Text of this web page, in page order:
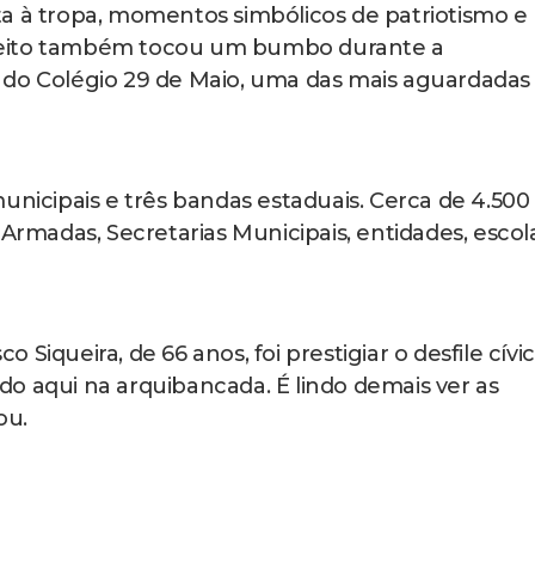
à tropa, momentos simbólicos de patriotismo e
também tocou um bumbo durante a
Colégio 29 de Maio, uma das mais aguardadas
e três bandas estaduais. Cerca de 4.500
Secretarias Municipais, entidades,
Siqueira, de 66 anos, foi prestigiar o desfile
aqui na arquibancada. É lindo demais ver as